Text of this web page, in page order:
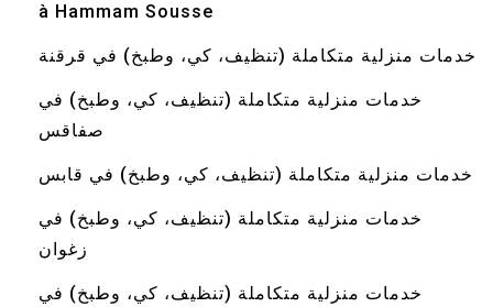
à Hammam Sousse
خدمات منزلية متكاملة (تنظيف، كي، وطبخ) في قرقنة
خدمات منزلية متكاملة (تنظيف، كي، وطبخ) في
صفاقس
خدمات منزلية متكاملة (تنظيف، كي، وطبخ) في قابس
خدمات منزلية متكاملة (تنظيف، كي، وطبخ) في
زغوان
خدمات منزلية متكاملة (تنظيف، كي، وطبخ) في